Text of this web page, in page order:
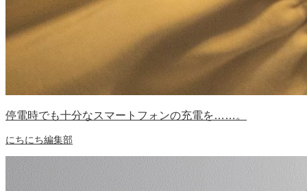
停電時でも十分なスマートフォンの充電を……。
にちにち編集部